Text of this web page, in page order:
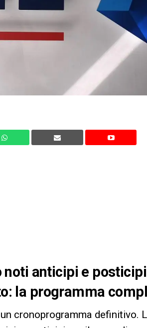
noti anticipi e
la programma
cronoprogramma definitivo.